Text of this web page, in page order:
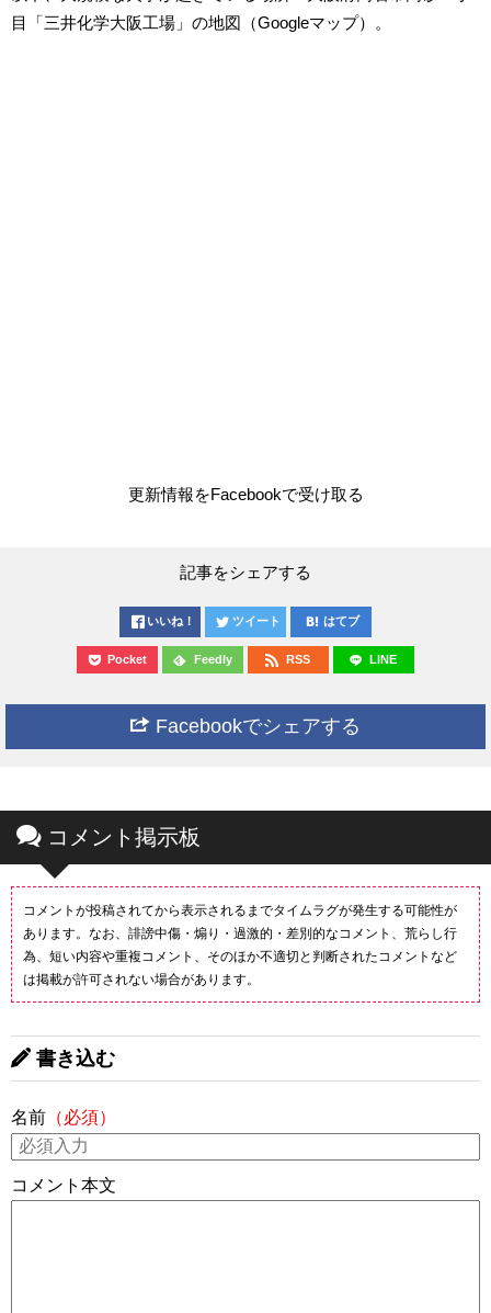
目「三井化学大阪工場」の地図（Googleマップ）。
更新情報をFacebookで受け取る
記事をシェアする
いいね！ ツイート はてブ
Pocket Feedly RSS LINE
Facebookでシェアする
コメント掲示板
コメントが投稿されてから表示されるまでタイムラグが発生する可能性が
あります。なお、誹謗中傷・煽り・過激的・差別的なコメント、荒らし行
為、短い内容や重複コメント、そのほか不適切と判断されたコメントなど
は掲載が許可されない場合があります。
書き込む
名前 （必須）
コメント本文